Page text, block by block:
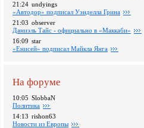
21:24 undyings
«Автодор» подписал Уэнделла Грина
21:03 observer
Даниэль Тайс - официально в «Маккаби»
16:09 star
«Енисей» подписал Майкла Янга
На форуме
10:05 SlobbaN
Политика
14:13 rishon63
Новости из Европы